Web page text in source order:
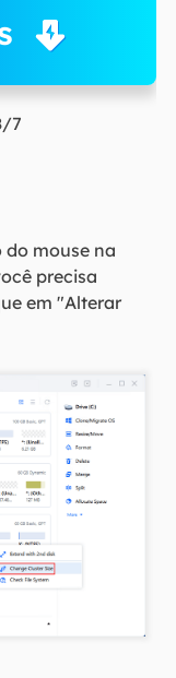
7
mouse na
precisa
em "Alterar